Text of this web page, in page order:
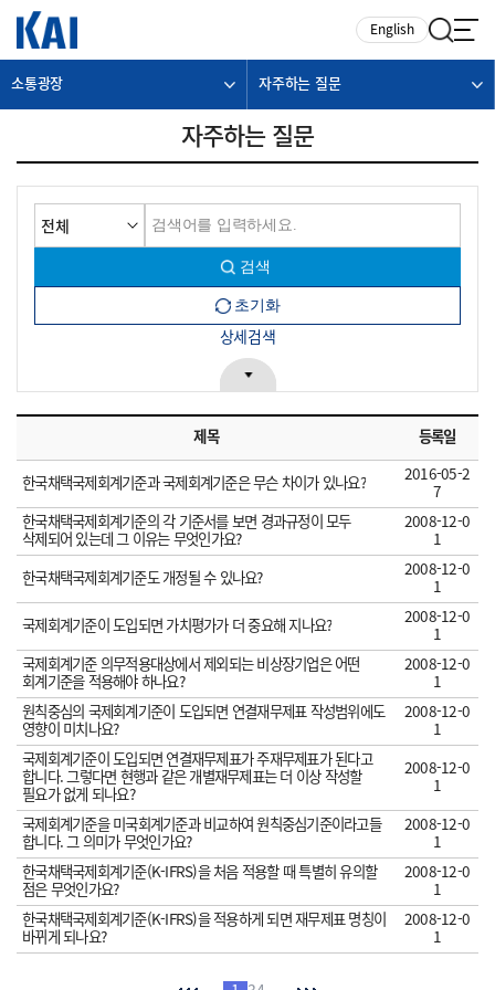
English
소통광장 자주하는 질문
자주하는 질문
상세검색
제목 등록일
한국채택국제회계기준과 국제회계기준은 무슨 차이가 있나요?
2016-05-2
7
한국채택국제회계기준의 각 기준서를 보면 경과규정이 모두
삭제되어 있는데 그 이유는 무엇인가요?
2008-12-0
1
한국채택국제회계기준도 개정될 수 있나요?
2008-12-0
1
국제회계기준이 도입되면 가치평가가 더 중요해 지나요?
2008-12-0
1
국제회계기준 의무적용대상에서 제외되는 비상장기업은 어떤
회계기준을 적용해야 하나요?
2008-12-0
1
원칙중심의 국제회계기준이 도입되면 연결재무제표 작성범위에도
영향이 미치나요?
2008-12-0
1
국제회계기준이 도입되면 연결재무제표가 주재무제표가 된다고
합니다. 그렇다면 현행과 같은 개별재무제표는 더 이상 작성할
필요가 없게 되나요?
2008-12-0
1
국제회계기준을 미국회계기준과 비교하여 원칙중심기준이라고들
합니다. 그 의미가 무엇인가요?
2008-12-0
1
한국채택국제회계기준(K-IFRS)을 처음 적용할 때 특별히 유의할
점은 무엇인가요?
2008-12-0
1
한국채택국제회계기준(K-IFRS)을 적용하게 되면 재무제표 명칭이
바뀌게 되나요?
2008-12-0
1